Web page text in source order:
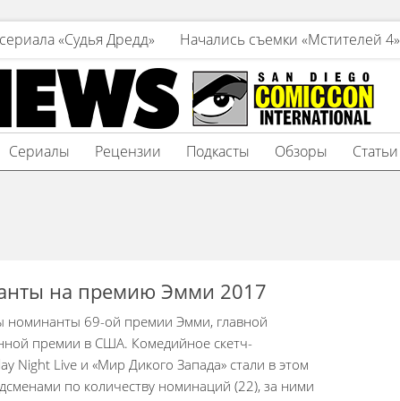
«Судья Дредд» Начались съемки «Мстителей 4»
Сериалы Рецензии Подкасты Обзоры Статьи
на премию Эмми 2017
номинанты 69-ой премии Эмми, главной
премии в США. Комедийное скетч-
Night Live и «Мир Дикого Запада» стали в этом
по количеству номинаций (22), за ними